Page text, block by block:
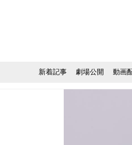
新着記事 劇場公開 動画